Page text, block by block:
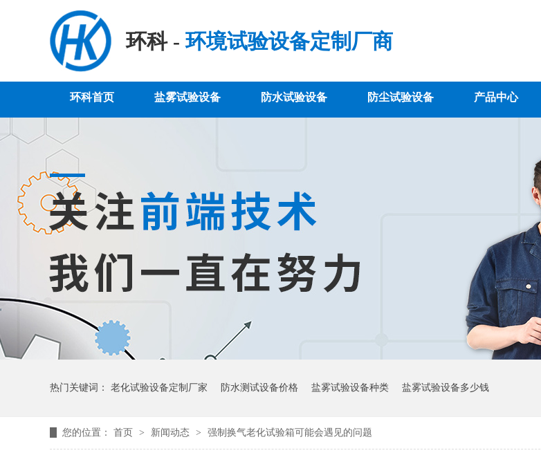
环科 -环境试验设备定制厂商
环科首页 盐雾试验设备 防水试验设备 防尘试验设备 产品中心
热门关键词： 老化试验设备定制厂家 防水测试设备价格 盐雾试验设备种类 盐雾试验设备多少钱
您的位置： 首页 > 新闻动态 > 强制换气老化试验箱可能会遇见的问题